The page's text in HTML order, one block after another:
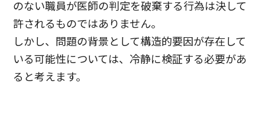
のない職員が医師の判定を破棄する行為は決して
許されるものではありません。
しかし、問題の背景として構造的要因が存在して
いる可能性については、冷静に検証する必要があ
ると考えます。